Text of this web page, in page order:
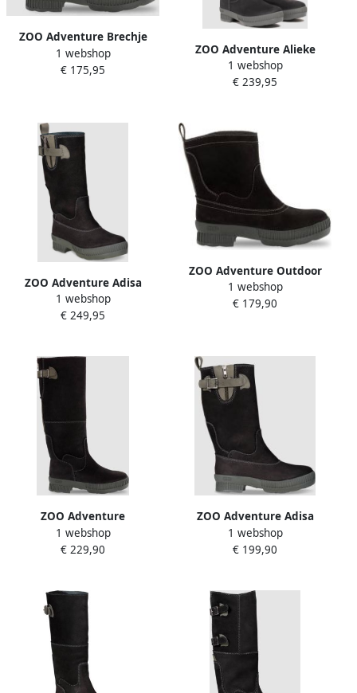
ZOO Adventure Brechje
Dames Outdoor laarzen
Zwart
1 webshop
€ 175,95
ZOO Adventure Alieke
Dames Outdoor laarzen
Zwart
1 webshop
€ 239,95
ZOO Adventure Adisa
Dames Outdoor laarzen
Zwart
1 webshop
€ 249,95
ZOO Adventure Outdoor
laarzen ZOO Dames?Zwart ?
100% Waterdicht&Leer?
1 webshop
€ 179,90
ZOO Adventure
outdoorlaarzen dames
Adora Zwart
1 webshop
€ 229,90
ZOO Adventure Adisa
outdoor wandellaars Black
100% waterdicht & leer
1 webshop
€ 199,90